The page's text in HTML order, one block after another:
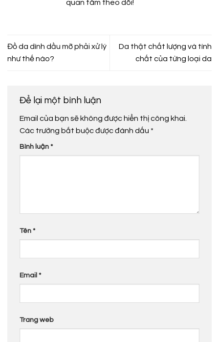
quan tâm theo dõi!
Đồ da dính dầu mỡ phải xử lý
như thế nào?
Da thật chất lượng và tính
chất của từng loại da
Để lại một bình luận
Email của bạn sẽ không được hiển thị công khai.
Các trường bắt buộc được đánh dấu *
Bình luận *
Tên *
Email *
Trang web